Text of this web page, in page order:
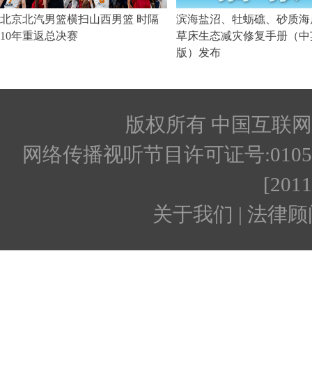
版权所有 中国互联
网络传播视听节目许可证号
关于我们 | 法律